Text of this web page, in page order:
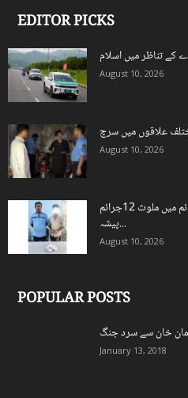
EDITOR PICKS
August 10, 2026
August 10, 2026
اسلام آباد (ٹی این ایس) سنگین جرائم میں ملوث 12جرائم
پیشہ...
August 10, 2026
POPULAR POSTS
خان سے سرد جنگ
January 13, 2018